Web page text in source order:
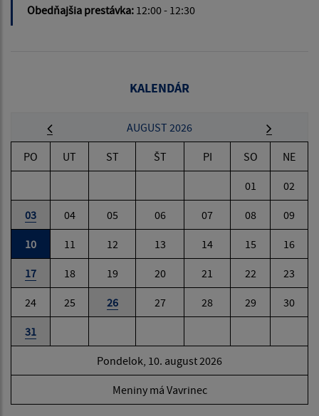
Obedňajšia prestávka: 12:00 - 12:30
KALENDÁR
AUGUST 2026
PO UT ST ŠT PI SO NE
01 02
03 04 05 06 07 08 09
10 11 12 13 14 15 16
17 18 19 20 21 22 23
24 25 26 27 28 29 30
31
Pondelok, 10. august 2026
Meniny má Vavrinec